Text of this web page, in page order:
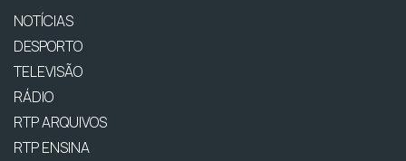
NOTÍCIAS
DESPORTO
TELEVISÃO
RÁDIO
RTP ARQUIVOS
RTP ENSINA